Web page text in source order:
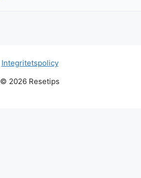
Integritetspolicy
© 2026 Resetips